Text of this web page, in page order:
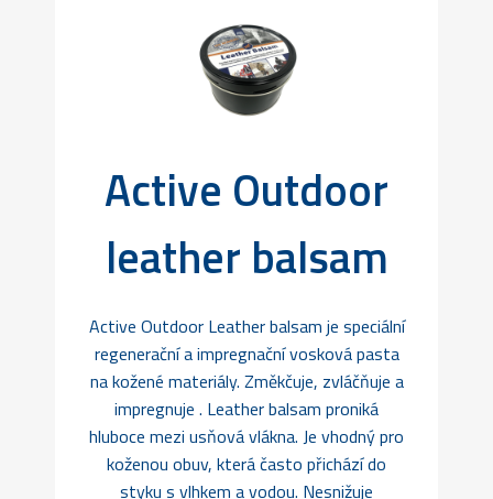
Active Outdoor
leather balsam
Active Outdoor Leather balsam je speciální
regenerační a impregnační vosková pasta
na kožené materiály. Změkčuje, zvláčňuje a
impregnuje . Leather balsam proniká
hluboce mezi usňová vlákna. Je vhodný pro
koženou obuv, která často přichází do
styku s vlhkem a vodou. Nesnižuje